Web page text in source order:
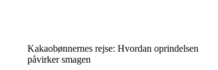
Kakaobønnernes rejse: Hvordan oprindelsen
påvirker smagen